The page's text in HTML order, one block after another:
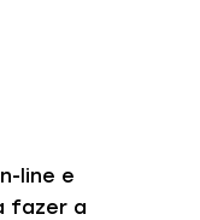
line e
fazer a